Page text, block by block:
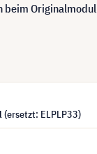
beim
(ersetzt: ELPLP33)